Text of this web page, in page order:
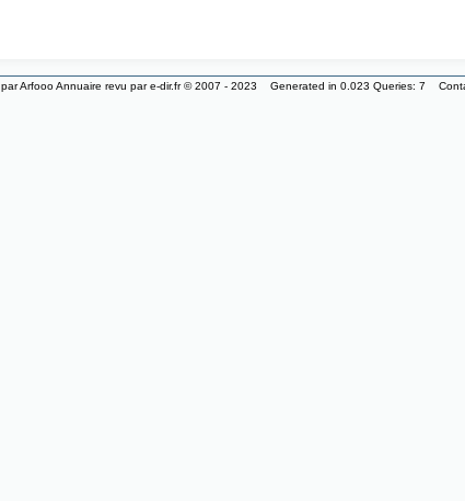
parArfooo Annuaire revu pare-dir.fr© 2007 - 2023 Generated in 0.023 Queries: 7